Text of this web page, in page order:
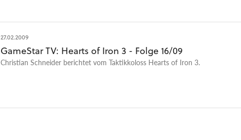
27.02.2009
GameStar TV: Hearts of Iron 3 - Folge 16/09
Christian Schneider berichtet vom Taktikkoloss Hearts of Iron 3.